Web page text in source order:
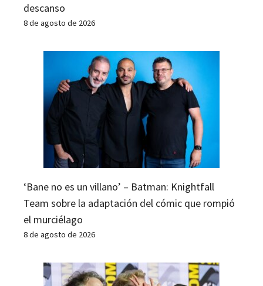
descanso
8 de agosto de 2026
‘Bane no es un villano’ – Batman: Knightfall
Team sobre la adaptación del cómic que rompió
el murciélago
8 de agosto de 2026